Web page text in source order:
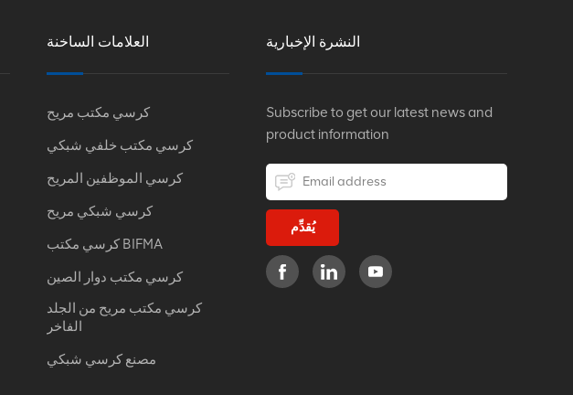
العلامات الساخنة
كرسي مكتب مريح
كرسي مكتب خلفي شبكي
كرسي الموظفين المريح
كرسي شبكي مريح
كرسي مكتب BIFMA
كرسي مكتب دوار الصين
كرسي مكتب مريح من الجلد
الفاخر
مصنع كرسي شبكي
النشرة الإخبارية
Subscribe to get our latest news and
product information
يُقدِّم